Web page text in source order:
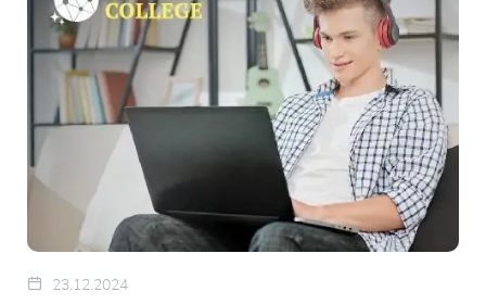
23.12.2024